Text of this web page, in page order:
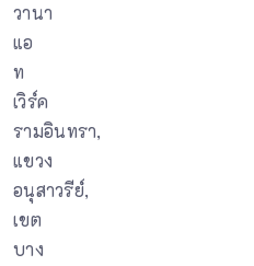
วานา
แอ
ท
เวิร์ค
รามอินทรา,
แขวง
อนุสาวรีย์,
เขต
บาง